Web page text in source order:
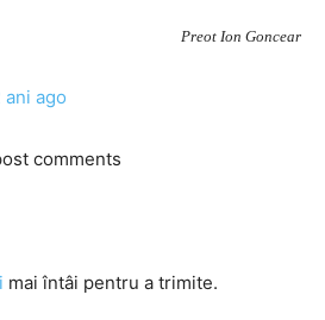
Preot Ion Goncear
ani ago
comments
mai întâi pentru a trimite.